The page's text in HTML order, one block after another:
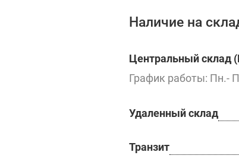
Наличие на
Центральный склад
График работы: Пн.-
Удаленный склад
Транзит